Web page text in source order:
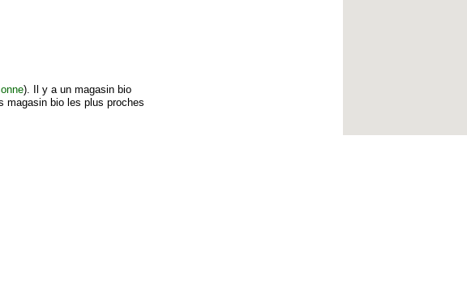
). Il y a un magasin bio
magasin bio les plus proches